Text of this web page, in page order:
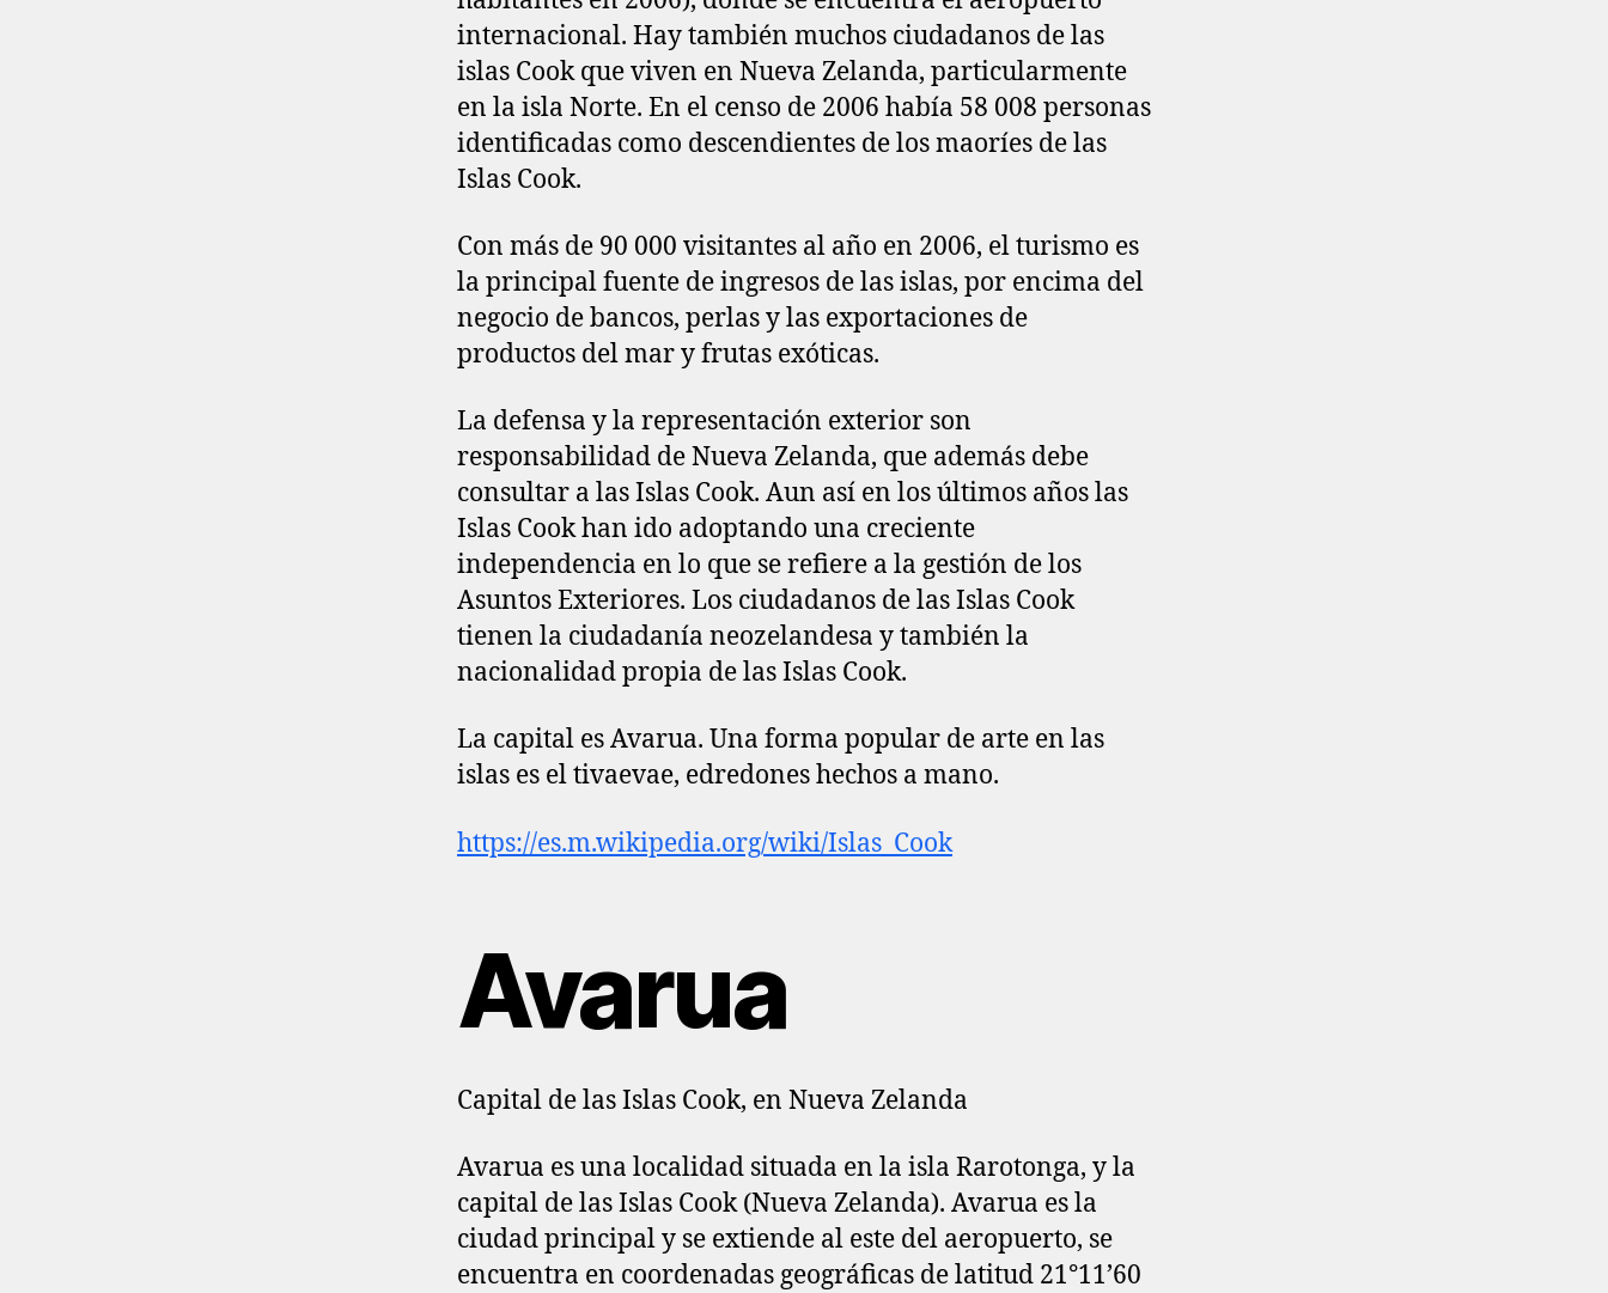
internacional. Hay también muchos ciudadanos de las
islas Cook que viven en Nueva Zelanda, particularmente
en la isla Norte. En el censo de 2006 había 58 008 personas
identificadas como descendientes de los maoríes de las
Islas Cook.
Con más de 90 000 visitantes al año en 2006, el turismo es
la principal fuente de ingresos de las islas, por encima del
negocio de bancos, perlas y las exportaciones de
productos del mar y frutas exóticas.
La defensa y la representación exterior son
responsabilidad de Nueva Zelanda, que además debe
consultar a las Islas Cook. Aun así en los últimos años las
Islas Cook han ido adoptando una creciente
independencia en lo que se refiere a la gestión de los
Asuntos Exteriores. Los ciudadanos de las Islas Cook
tienen la ciudadanía neozelandesa y también la
nacionalidad propia de las Islas Cook.
La capital es Avarua. Una forma popular de arte en las
islas es el tivaevae, edredones hechos a mano.
https://es.m.wikipedia.org/wiki/Islas_Cook
Avarua
Capital de las Islas Cook, en Nueva Zelanda
Avarua es una localidad situada en la isla Rarotonga, y la
capital de las Islas Cook (Nueva Zelanda). Avarua es la
ciudad principal y se extiende al este del aeropuerto, se
encuentra en coordenadas geográficas de latitud 21°11’60